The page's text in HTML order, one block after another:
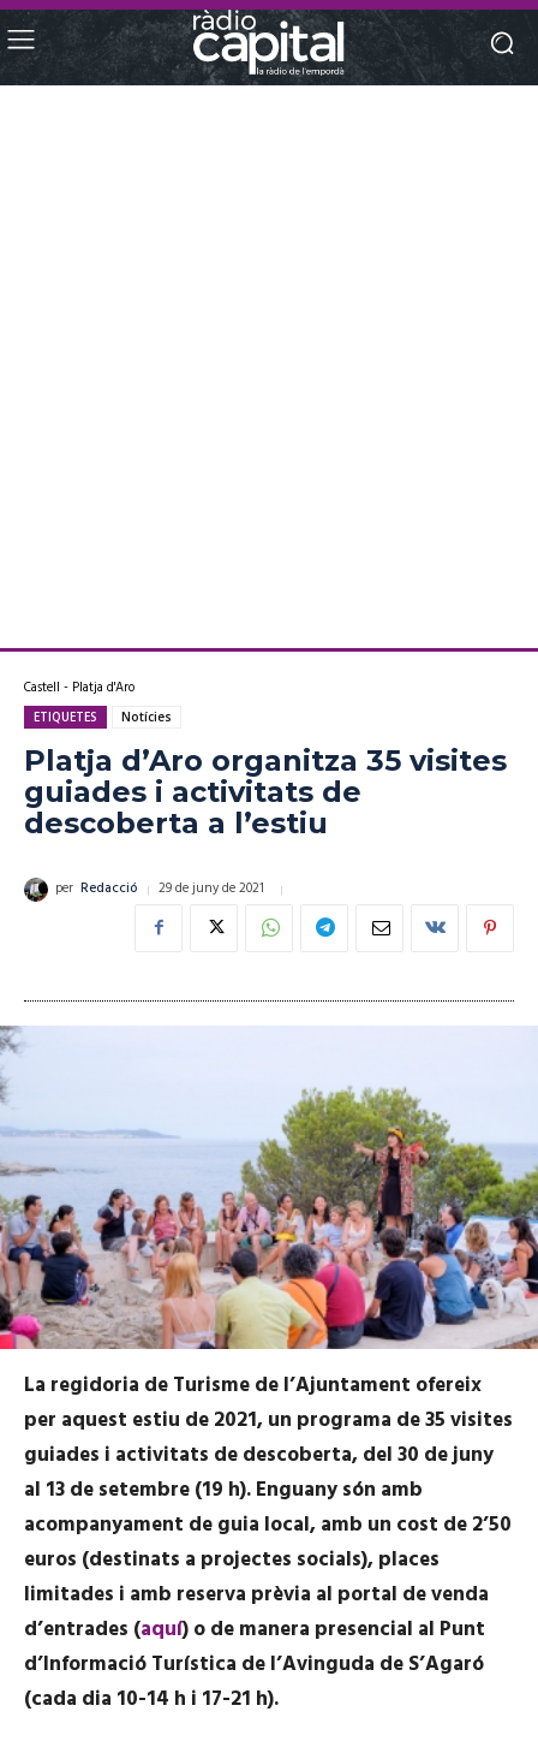
Castell - Platja d'Aro
ETIQUETES Notícies
Platja d’Aro organitza 35 visites
guiades i activitats de
descoberta a l’estiu
per Redacció 29 de juny de 2021
La regidoria de Turisme de l’Ajuntament ofereix
per aquest estiu de 2021, un programa de 35 visites
guiades i activitats de descoberta, del 30 de juny
al 13 de setembre (19 h). Enguany són amb
acompanyament de guia local, amb un cost de 2’50
euros (destinats a projectes socials), places
limitades i amb reserva prèvia al portal de venda
d’entrades (aquí) o de manera presencial al Punt
d’Informació Turística de l’Avinguda de S’Agaró
(cada dia 10-14 h i 17-21 h).